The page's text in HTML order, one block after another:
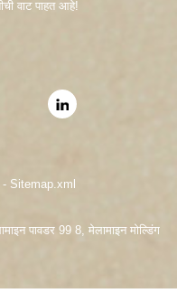
वाट पाहत आहे!
- Sitemap.xml
पावडर 99 8 मेलामाइन मोल्डिंग